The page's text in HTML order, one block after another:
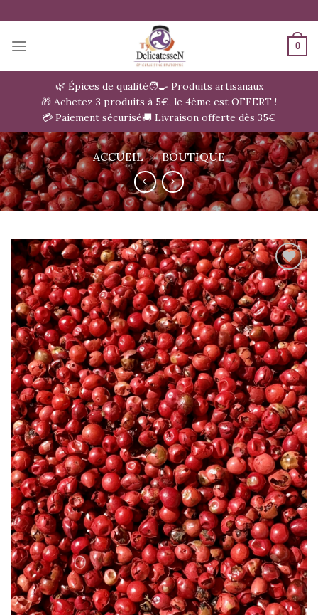
au
contenu
0
🌿 Épices de qualité🧑‍🍳 Produits artisanaux
🎁 Achetez 3 produits à 5€, le 4ème est OFFERT !
💳 Paiement sécurisé🚚 Livraison offerte dès 35€
ACCUEIL » BOUTIQUE